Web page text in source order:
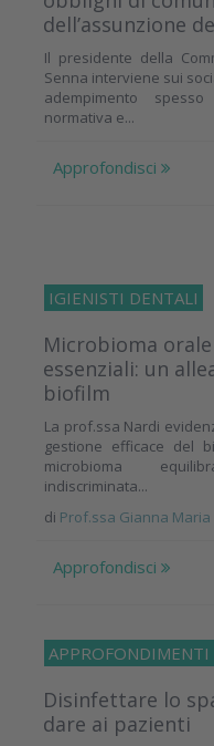
dell’assunzione
Il presidente della
Senna interviene sui
adempimento
normativa e...
Approfondisci
IGIENISTI DENTALI
Microbioma
essenziali: un
biofilm
La prof.ssa Nardi
gestione efficace del
microbioma
indiscriminata...
di Prof.ssa Gianna Maria
Approfondisci
APPROFONDIMENTI
Disinfettare lo
dare ai pazienti